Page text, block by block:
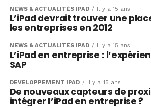
NEWS & ACTUALITÉS IPAD Il y a 15 ans
L’iPad devrait trouver une
les entreprises en 2012
NEWS & ACTUALITÉS IPAD Il y a 15 ans
L’iPad en entreprise :
SAP
DÉVELOPPEMENT IPAD Il y a 15 ans
De nouveaux capteurs de
intégrer l’iPad en entreprise ?